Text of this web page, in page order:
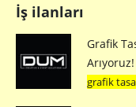
İş ilanları
Grafik
Arıyoruz!
grafik